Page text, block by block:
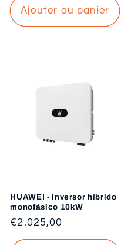
Ajouter au panier
HUAWEI - Inversor híbrido
monofásico 10kW
Prix
habituel
€2.025,00